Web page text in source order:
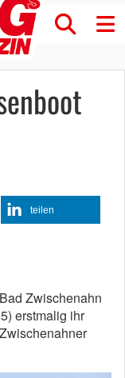
teilen
Zwischenahn
erstmalig ihr